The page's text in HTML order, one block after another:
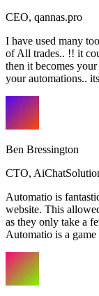
CEO, qannas.pro
I have used many
of All trades.. !! it
then it becomes
your automations..
Ben Bressington
CTO,
Automatio is
website. This
as they only take a
Automatio is a game